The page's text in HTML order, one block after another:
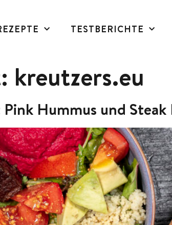
TESTBERICHTE
kreutzers.eu
Hummus und Steak